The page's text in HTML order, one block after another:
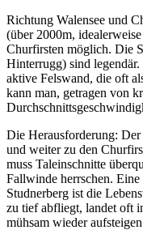
Richtung Walensee und
(über 2000m,
Churfirsten möglich. Die
Hinterrugg) sind
aktive Felswand, die oft
kann man, getragen von
Die Herausforderung:
und weiter zu den
muss Taleinschnitte
Fallwinde herrschen.
Studnerberg ist die
zu tief abfliegt, landet oft
mühsam wieder